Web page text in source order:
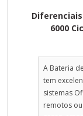
Média
6000
A Bateria
tem
sistemas
remotos